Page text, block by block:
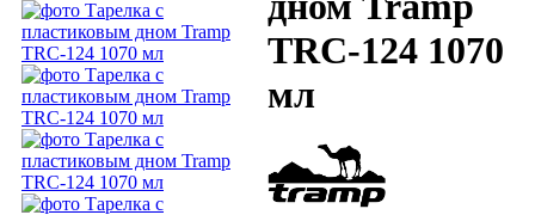
TRC-124 1070
мл